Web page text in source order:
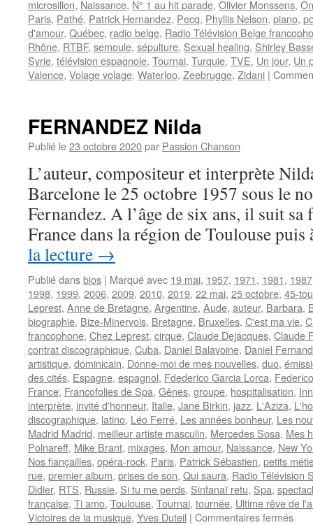
microsillon, Naissance, N° 1 au hit parade, Olivier Monssens,
Paris, Pathé, Patrick Hernandez, Pecq, Phyllis Nelson, piano,
d'amour, Québec, radio belge, Radio Télévision Belge
Rhône, RTBF, semoule, sépulture, Sexual healing, Shirley
Syrie, télévision espagnole, Tournai, Turquie, TVE, Un jour, Un
Valence, Volage volage, Waterloo, Zeebrugge, Zidani |
FERNANDEZ Nilda
Publié le23 octobre 2020par Passion Chanson
L’auteur, compositeur et interprète
Barcelone le 25 octobre 1957 sous le
Fernandez. A l’âge de six ans, il suit
France dans la région de Toulouse
la lecture →
Publié dansbios | Marqué avec 19 mai, 1957, 1971, 1981, 1987
1998, 1999, 2006, 2009, 2010, 2019, 22 mai, 25 octobre, 45-
Leprest, Anne de Bretagne, Argentine, Aude, auteur, Barbara,
biographie, Bize-Minervois, Bretagne, Bruxelles, C'est ma vie,
francophone, Chez Leprest, cirque, Claude Dejacques, Claude
contrat discographique, Cuba, Daniel Balavoine, Daniel
artistique, dominicain, Donne-moi de mes nouvelles, duo,
des cités, Espagne, espagnol, Fdederico Garcia Lorca,
France, Francofolies de Spa, Gênes, groupe, hospitalisation,
interprète, invité d'honneur, Italie, Jane Birkin, jazz, L'Aziza,
discographique, latino, Léo Ferré, Les années bonheur, Les
Madrid Madrid, meilleur artiste masculin, Mercedes Sosa, Mes
Polnareff, Mike Brant, mixages, Mon amour, Naissance, New
Nos fiançailles, opéra-rock, Paris, Patrick Sébastien, petits
rue, premier album, prises de son, Qui saura, Radio Télévision
Didier, RTS, Russie, Si tu me perds, Sinfanaï retu, Spa,
française, Ti amo, Toulouse, Tournai, tournée, Ultime rêve de
Victoires de la musique, Yves Duteil | Commentaires ferméssur